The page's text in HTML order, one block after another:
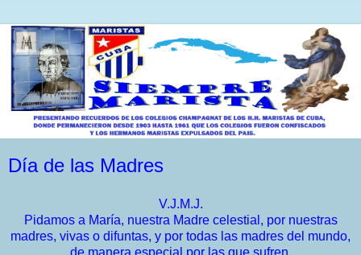
Día de las Madres
V.J.M.J.
Pidamos a María, nuestra Madre celestial, por nuestras
madres, vivas o difuntas, y por todas las madres del mundo,
de manera especial por las que sufren.